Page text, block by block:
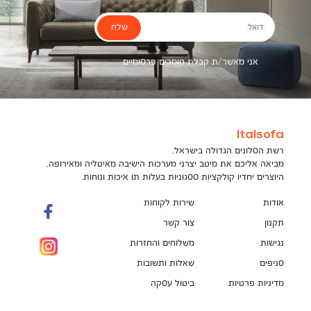
דואל
אני מאשר/ת קבלת חומרים פרסומיים
שלח
Italsofa
רשת הסלונים הגדולה בישראל,
מביאה אליכם את מיטב יצרני מערכות הישיבה מאיטליה ומאירופה,
היוצרים יחדיו קולקציות ססגוניות בעלות תו איכות ונוחות.
אודות
תקנון
נגישות
סניפים
מדיניות פרטיות
שירות לקוחות
צור קשר
משלוחים והחזרות
שאלות ותשובות
ביטול עסקה